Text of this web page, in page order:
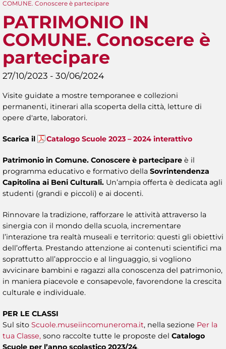
You are here
COMUNE. Conoscere è partecipare
PATRIMONIO IN
COMUNE. Conoscere è
partecipare
27/10/2023 - 30/06/2024
Visite guidate a mostre temporanee e collezioni
permanenti, itinerari alla scoperta della città, letture di
opere d'arte, laboratori.
Scarica il Catalogo Scuole 2023 – 2024 interattivo
Patrimonio in Comune. Conoscere è partecipare è il
programma educativo e formativo della Sovrintendenza
Capitolina ai Beni Culturali. Un’ampia offerta è dedicata agli
studenti (grandi e piccoli) e ai docenti.
Rinnovare la tradizione, rafforzare le attività attraverso la
sinergia con il mondo della scuola, incrementare
l’interazione tra realtà museali e territorio: questi gli obiettivi
dell’offerta. Prestando attenzione ai contenuti scientifici ma
soprattutto all’approccio e al linguaggio, si vogliono
avvicinare bambini e ragazzi alla conoscenza del patrimonio,
in maniera piacevole e consapevole, favorendone la crescita
culturale e individuale.
PER LE CLASSI
Sul sito Scuole.museiincomuneroma.it, nella sezione Per la
tua Classe, sono raccolte tutte le proposte del Catalogo
Scuole per l’anno scolastico 2023/24.